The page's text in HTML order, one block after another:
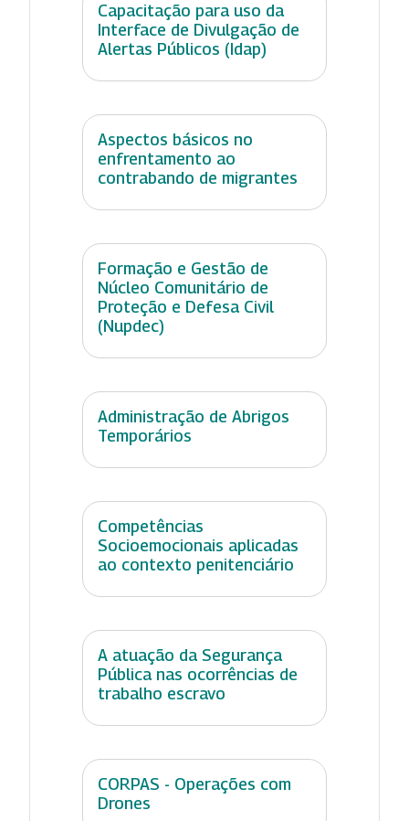
Capacitação para uso da
Interface de Divulgação de
Alertas Públicos (Idap)
Aspectos básicos no
enfrentamento ao
contrabando de migrantes
Formação e Gestão de
Núcleo Comunitário de
Proteção e Defesa Civil
(Nupdec)
Administração de Abrigos
Temporários
Competências
Socioemocionais aplicadas
ao contexto penitenciário
A atuação da Segurança
Pública nas ocorrências de
trabalho escravo
CORPAS - Operações com
Drones